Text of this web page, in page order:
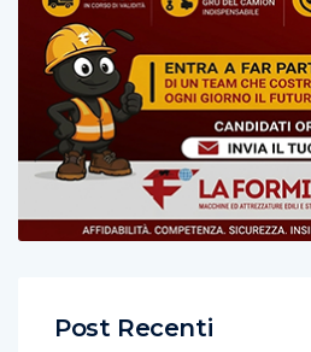
Post Recenti